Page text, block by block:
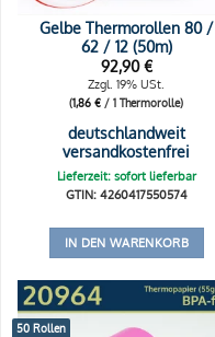
Gelbe Thermorollen 80 /
62 / 12 (50m)
92,90€
Zzgl. 19% USt.
(1,86€ / 1 Thermorolle)
deutschlandweit
versandkostenfrei
Lieferzeit: sofort lieferbar
GTIN: 4260417550574
IN DEN WARENKORB
50 Rollen